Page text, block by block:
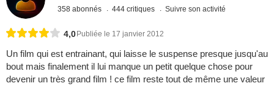
358 abonnés 444 critiques Suivre son activité
4,0 Publiée le 17 janvier 2012
Un film qui est entrainant, qui laisse le suspense presque jusqu'au
bout mais finalement il lui manque un petit quelque chose pour
devenir un très grand film ! ce film reste tout de même une valeur